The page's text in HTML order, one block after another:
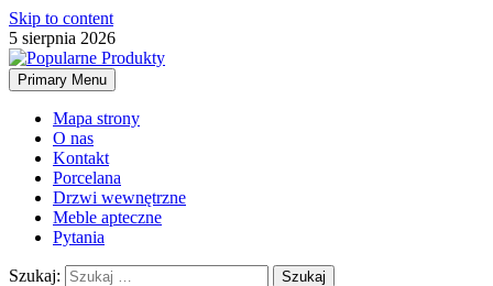
Skip to content
5 sierpnia 2026
Primary Menu
Mapa strony
O nas
Kontakt
Porcelana
Drzwi wewnętrzne
Meble apteczne
Pytania
Szukaj: